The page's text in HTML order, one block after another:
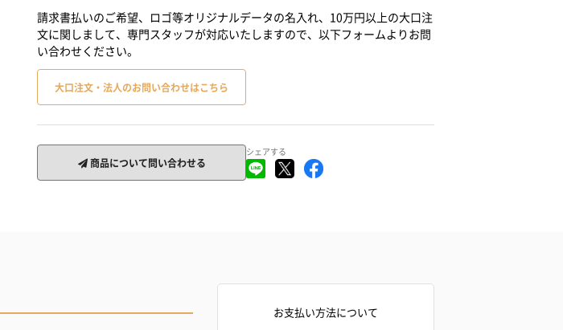
請求書払いのご希望、ロゴ等オリジナルデータの名入れ、10万円以上の大口注
文に関しまして、専門スタッフが対応いたしますので、以下フォームよりお問
い合わせください。
大口注文・法人のお問い合わせはこちら
商品について問い合わせる
シェアする
お支払い方法について